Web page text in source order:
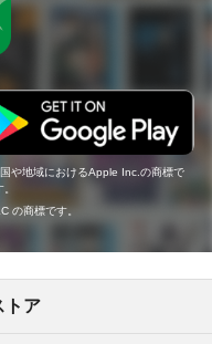
や地域におけるApple Inc.の商標で
の商標です。
トア